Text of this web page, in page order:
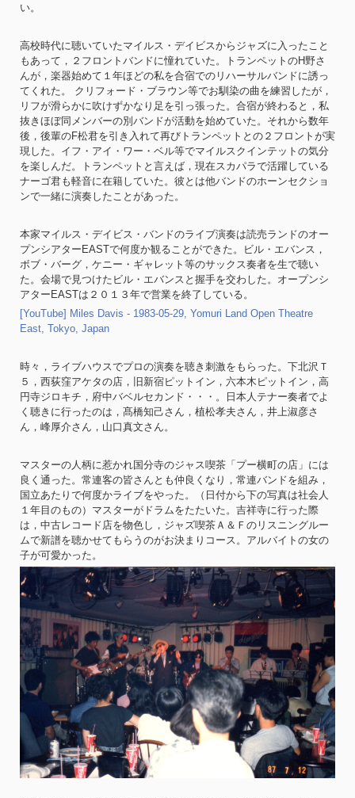
い。
高校時代に聴いていたマイルス・デイビスからジャズに入ったこと
もあって，２フロントバンドに憧れていた。トランペットのH野さ
んが，楽器始めて１年ほどの私を合宿でのリハーサルバンドに誘っ
てくれた。 クリフォード・ブラウン等でお馴染の曲を練習したが，
リフが滑らかに吹けずかなり足を引っ張った。合宿が終わると，私
抜きほぼ同メンバーの別バンドが活動を始めていた。それから数年
後，後輩のF松君を引き入れて再びトランペットとの２フロントが実
現した。イフ・アイ・ワー・ベル等でマイルスクインテットの気分
を楽しんだ。トランペットと言えば，現在スカパラで活躍している
ナーゴ君も軽音に在籍していた。彼とは他バンドのホーンセクショ
ンで一緒に演奏したことがあった。
本家マイルス・デイビス・バンドのライブ演奏は読売ランドのオー
プンシアターEASTで何度か観ることができた。ビル・エバンス，
ボブ・バーグ，ケニー・ギャレット等のサックス奏者を生で聴い
た。会場で見つけたビル・エバンスと握手を交わした。オープンシ
アターEASTは２０１３年で営業を終了している。
[YouTube] Miles Davis - 1983-05-29, Yomuri Land Open Theatre
East, Tokyo, Japan
時々，ライブハウスでプロの演奏を聴き刺激をもらった。下北沢Ｔ
５，西荻窪アケタの店，旧新宿ピットイン，六本木ピットイン，高
円寺ジロキチ，府中バベルセカンド・・・。日本人テナー奏者でよ
く聴きに行ったのは，髙橋知己さん，植松孝夫さん，井上淑彦さ
ん，峰厚介さん，山口真文さん。
マスターの人柄に惹かれ国分寺のジャス喫茶「プー横町の店」には
良く通った。常連客の皆さんとも仲良くなり，常連バンドを組み，
国立あたりで何度かライブをやった。（日付から下の写真は社会人
１年目のもの）マスターがドラムをたたいた。吉祥寺に行った際
は，中古レコード店を物色し，ジャズ喫茶Ａ＆Ｆのリスニングルー
ムで新譜を聴かせてもらうのがお決まりコース。アルバイトの女の
子が可愛かった。